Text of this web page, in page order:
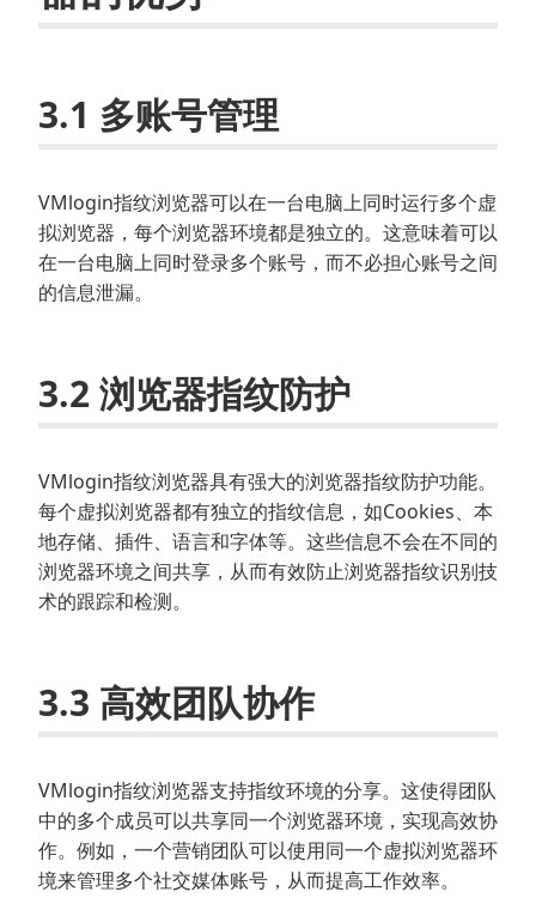
3.1 多账号管理
VMlogin指纹浏览器可以在一台电脑上同时运行多个虚
拟浏览器，每个浏览器环境都是独立的。这意味着可以
在一台电脑上同时登录多个账号，而不必担心账号之间
的信息泄漏。
3.2 浏览器指纹防护
VMlogin指纹浏览器具有强大的浏览器指纹防护功能。
每个虚拟浏览器都有独立的指纹信息，如Cookies、本
地存储、插件、语言和字体等。这些信息不会在不同的
浏览器环境之间共享，从而有效防止浏览器指纹识别技
术的跟踪和检测。
3.3 高效团队协作
VMlogin指纹浏览器支持指纹环境的分享。这使得团队
中的多个成员可以共享同一个浏览器环境，实现高效协
作。例如，一个营销团队可以使用同一个虚拟浏览器环
境来管理多个社交媒体账号，从而提高工作效率。